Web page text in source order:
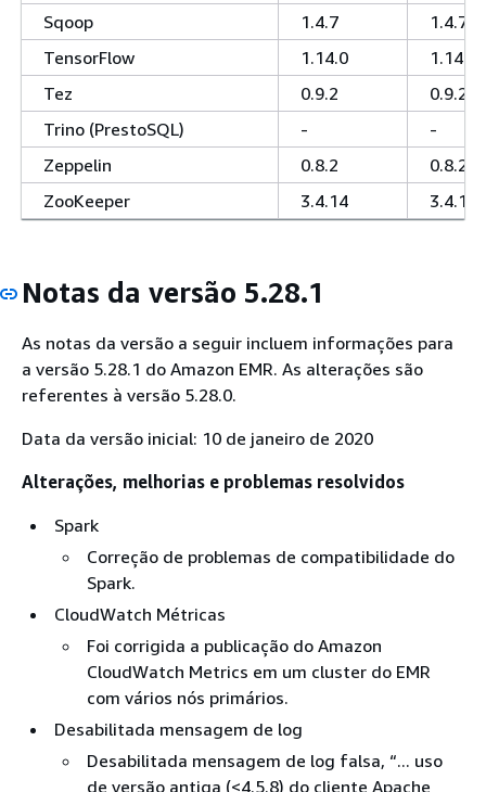
Sqoop
1.4.7
1.4.7
TensorFlow
1.14.0
1.14.0
Tez
0.9.2
0.9.2
Trino (PrestoSQL)
-
-
Zeppelin
0.8.2
0.8.2
ZooKeeper
3.4.14 3.4.14
Notas da versão 5.28.1
As notas da versão a seguir incluem informações para
a versão 5.28.1 do Amazon EMR. As alterações são
referentes à versão 5.28.0.
Data da versão inicial: 10 de janeiro de 2020
Alterações, melhorias e problemas resolvidos
Spark
Correção de problemas de compatibilidade do
Spark.
CloudWatch Métricas
Foi corrigida a publicação do Amazon
CloudWatch Metrics em um cluster do EMR
com vários nós primários.
Desabilitada mensagem de log
Desabilitada mensagem de log falsa, “... uso
de versão antiga (<4.5.8) do cliente Apache